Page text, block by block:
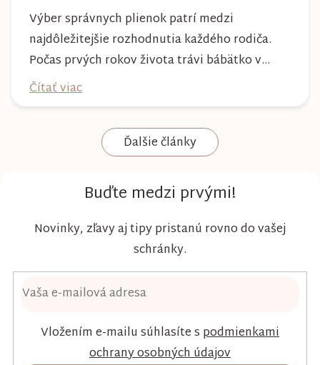
Výber správnych plienok patrí medzi
najdôležitejšie rozhodnutia každého rodiča.
Počas prvých rokov života trávi bábätko v
plienke väčšinu dňa, preto by mala poskytovať
nielen spoľahlivú ochranu, ale aj maximálny
komfort a šetrnosť k citlivej pokožke. Plienky
Kim & Kimmy boli vyvinuté s dôrazom na
Čítať viac
Ďalšie články
Buďte medzi prvými!
Novinky, zľavy aj tipy pristanú rovno do vašej
schránky.
Vložením e-mailu súhlasíte s podmienkami
ochrany osobných údajov